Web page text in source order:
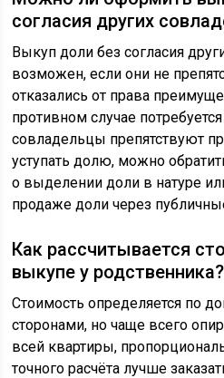
согласия других
Выкуп доли без согласия
возможен, если они не
отказались от права
противном случае
совладельцы препятствуют
уступать долю, можно
о выделении доли в натуре
продаже доли через
Как рассчитывается
выкупе у родственника?
Стоимость определяется по
сторонами, но чаще всего
всей квартиры,
точного расчёта лучше